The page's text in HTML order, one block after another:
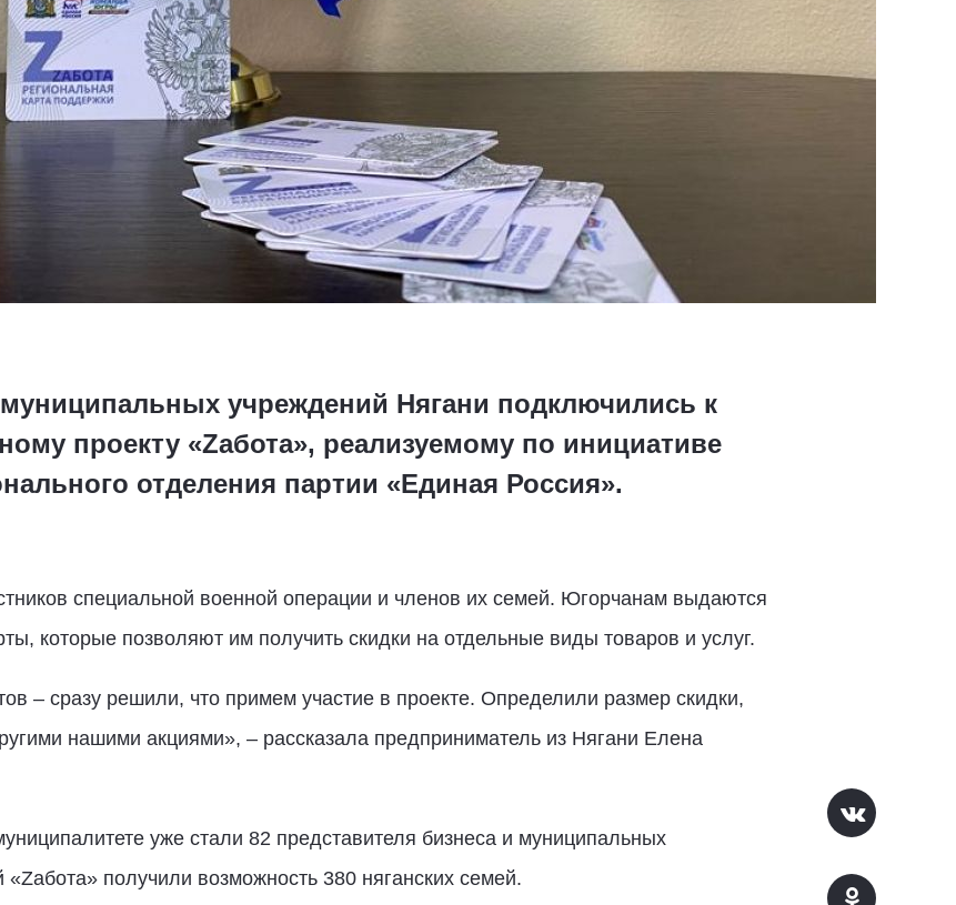
учреждений Нягани подключились к
проекту «Zабота», реализуемому по инициативе
отделения партии «Единая Россия».
специальной военной операции и членов их семей. Югорчанам выдаются
которые позволяют им получить скидки на отдельные виды товаров и услуг.
– сразу решили, что примем участие в проекте. Определили размер скидки,
нашими акциями», – рассказала предприниматель из Нягани Елена
уже стали 82 представителя бизнеса и муниципальных
«Zабота» получили возможность 380 няганских семей.